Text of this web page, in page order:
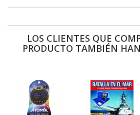
LOS CLIENTES QUE
PRODUCTO TAMBIÉN